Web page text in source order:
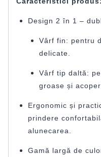
Design 2 în 1 –
Vârf fin: pentru
delicate.
Vârf tip daltă:
groase și
Ergonomic și
prindere
alunecarea.
Gamă largă de